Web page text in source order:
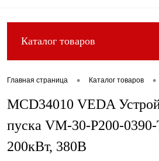
Каталог товаров
Главная страница • Каталог товаров •
MCD34010 VEDA
пуска VM-30-P200-
200кВт, 380В